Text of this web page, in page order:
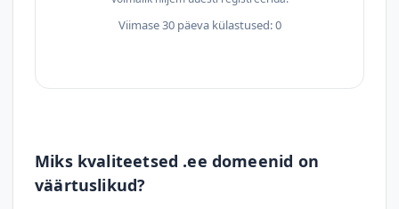
Viimase 30 päeva külastused: 0
Miks kvaliteetsed .ee domeenid on
väärtuslikud?